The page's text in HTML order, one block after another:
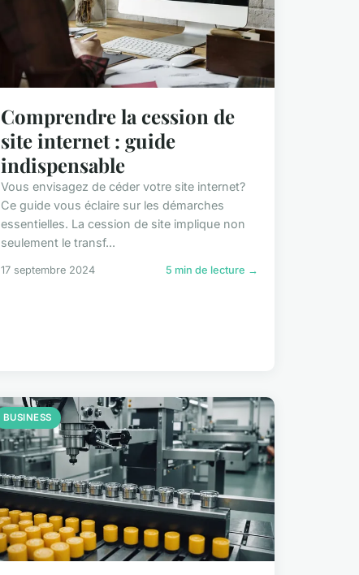
Comprendre la cession de
site internet : guide
indispensable
Vous envisagez de céder votre site internet?
Ce guide vous éclaire sur les démarches
essentielles. La cession de site implique non
seulement le transf...
17 septembre 2024 5 min de lecture →
BUSINESS